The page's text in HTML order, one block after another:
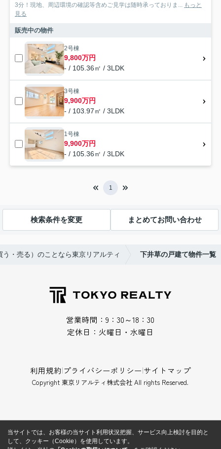
3分！現地、周辺環境の確認等含めご見学は随時承っておりま...
もっと
見る
販売中の物件
2号棟
9,800万円
- / 105.36㎡ / 3LDK
3号棟
9,900万円
- / 103.97㎡ / 3LDK
1号棟
9,900万円
- / 105.36㎡ / 3LDK
1
検索条件を変更 まとめてお問い合わせ
・売る）のことなら東京リアルティ 下井草の戸建て物件一覧
営業時間：9：30～18：30
定休日：火曜日・水曜日
利用規約|プライバシーポリシー|サイトマップ
Copyright 東京リアルティ株式会社 All rights Reserved.
当サイトでは、お客様の当サイト利用状況把握、サービス向上検討を目的と
して、クッキー（Cookie）を使用しています。